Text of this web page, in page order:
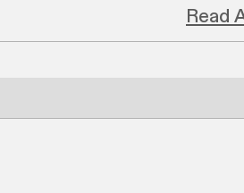
Read